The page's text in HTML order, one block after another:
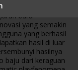
kunci analisis data
arah baru
yang semakin
yang berhasil
hasil di luar
hasilnya
baju dari keraguan